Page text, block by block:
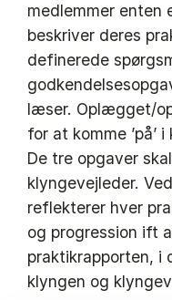
medlemmer
beskriver deres
definerede
læser. Oplægget/
for at komme ’på’
De tre opgaver
klyngevejleder.
reflekterer hver
og progression ift
praktikrapporten, i
klyngen og